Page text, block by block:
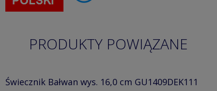
PRODUKTY POWIĄZANE
Świecznik Bałwan wys. 16,0 cm GU1409DEK111